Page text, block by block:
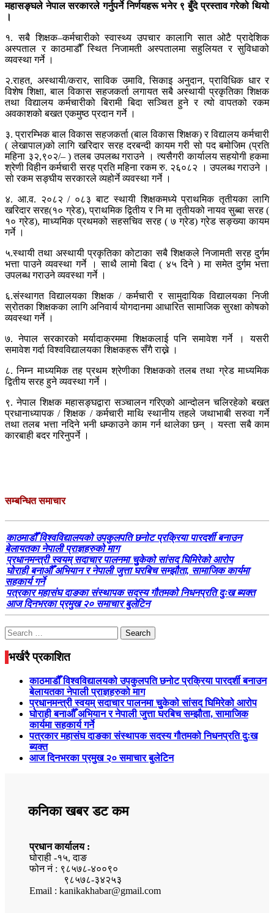
महासङ्घले नेपाल सरकारले गर्नुपर्ने निर्णयहरू भनेर ९ बुँदे प्रस्ताव गरेको थियो
।
१. सबै शिक्षक–कर्मचारीको स्वास्थ्य उपचार कालागि सात ओटै प्रादेशिक
अस्पताल र काठमाडौँ स्थित निजामती अस्पतालमा सहुलियत र सुविधाको
व्यवस्था गर्ने ।
२.राहत, अस्थायी/करार, साविक उमावि, सिकाइ अनुदान, प्राविधिक धार र
विशेष शिक्षा, बाल विकास सहजकर्ता लगायत सबै अस्थायी प्रकृतिका शिक्षक
तथा विद्यालय कर्मचारीको बिरामी बिदा सञ्चित हुने र त्यो वापतको रकम
अवकाशको बखत एकमुष्ठ प्रदान गर्ने ।
३. प्रारम्भिक बाल विकास सहजकर्ता (बाल विकास शिक्षक) र विद्यालय कर्मचारी
( लेखापाल)को लागि खरिदार सरह दरबन्दी कायम गरी सो पद बमोजिम (प्रति
महिना ३२,९०२/– ) तलब उपलब्ध गराउने । त्यसैगरी कार्यालय सहयोगी हकमा
श्रेणी विहीन कर्मचारी सरह प्रति महिना रकम रु. २६०८२ । उपलब्ध गराउने ।
सो रकम सङ्घीय सरकारले व्यहोर्ने व्यवस्था गर्ने ।
४. आ.व. २०८२ / ०८३ बाट स्थायी शिक्षकमध्ये प्राथमिक तृतीयका लागि
खरिदार सरह(१० ग्रेड), प्राथमिक द्वितीय र नि मा तृतीयको नायव सुब्बा सरह (
१० ग्रेड), माध्यमिक प्रथमको सहसचिव सरह ( ७ ग्रेड) ग्रेड सङ्ख्या कायम
गर्ने ।
५.स्थायी तथा अस्थायी प्रकृतिका कोटाका सबै शिक्षकले निजामती सरह दुर्गम
भत्ता पाउने व्यवस्था गर्ने । साथै लामो बिदा ( ४५ दिने ) मा समेत दुर्गम भत्ता
उपलब्ध गराउने व्यवस्था गर्ने ।
६.संस्थागत विद्यालयका शिक्षक / कर्मचारी र सामुदायिक विद्यालयका निजी
स्रोतका शिक्षकका लागि अनिवार्य योगदानमा आधारित सामाजिक सुरक्षा कोषको
व्यवस्था गर्ने ।
७. नेपाल सरकारको मर्यादाक्रममा शिक्षकलाई पनि समावेश गर्ने । यसरी
समावेश गर्दा विश्वविद्यालयका शिक्षकहरू सँगै राख्ने ।
८. निम्न माध्यमिक तह प्रथम श्रेणीका शिक्षकको तलब तथा ग्रेड माध्यमिक
द्वितीय सरह हुने व्यवस्था गर्ने ।
९. नेपाल शिक्षक महासङ्घद्वारा सञ्चालन गरिएको आन्दोलन चलिरहेको बखत
प्रधानाध्यापक / शिक्षक / कर्मचारी माथि स्थानीय तहले जथाभाबी सरुवा गर्ने
तथा तलब भत्ता नदिने भनी धम्काउने काम गर्न थालेका छन् । यस्ता सबै काम
कारबाही बदर गरिनुपर्ने ।
सम्बन्धित समाचार
काठमाडौँ विश्वविद्यालयको उपकुलपति छनोट प्रक्रिया पारदर्शी बनाउन
बेलायतका नेपाली प्राज्ञहरुको माग
प्रधानमन्त्री स्वयम् सदाचार पालनमा चुुकेको सांसद घिमिरेको आरोप
घोराही बनाऔँ अभियान र नेपाली जुत्ता घरबिच सम्झौता, सामाजिक कार्यमा
सहकार्य गर्ने
पत्रकार महासंघ दाङका संस्थापक सदस्य गौतमको निधनप्रति दुःख ब्यक्त
आज दिनभरका प्रमुख २० समाचार बुलेटिन
Search
for:
भर्खरै प्रकाशित
काठमाडौँ विश्वविद्यालयको उपकुलपति छनोट प्रक्रिया पारदर्शी बनाउन
बेलायतका नेपाली प्राज्ञहरुको माग
प्रधानमन्त्री स्वयम् सदाचार पालनमा चुुकेको सांसद घिमिरेको आरोप
घोराही बनाऔँ अभियान र नेपाली जुत्ता घरबिच सम्झौता, सामाजिक
कार्यमा सहकार्य गर्ने
पत्रकार महासंघ दाङका संस्थापक सदस्य गौतमको निधनप्रति दुःख
ब्यक्त
आज दिनभरका प्रमुख २० समाचार बुलेटिन
कनिका खबर डट कम
प्रधान कार्यालय :
घोराही -१५, दाङ
फोन नं : ९८५७८-४००९०
९८५७८-३४२५३
Email : kanikakhabar@gmail.com